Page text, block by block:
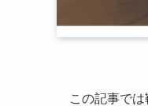
この記事で